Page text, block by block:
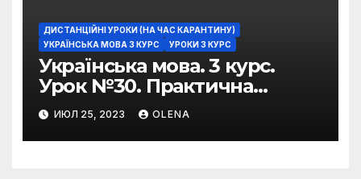
ДИСТАНЦІЙНІ УРОКИ (НА ЧАС КАРАНТИНУ)
УКРАЇНСЬКА МОВА 3 КУРС
УРОКИ 3 КУРС
Українська мова. 3 курс.
Урок №30. Практична
риторика. Оцінювальні
жанри. Характеристика
ИЮЛ 25, 2023 OLENA